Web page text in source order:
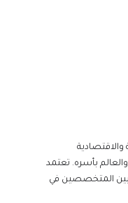
والاقتصادية
والعالم بأسره. تعتمد
المتخصصين في